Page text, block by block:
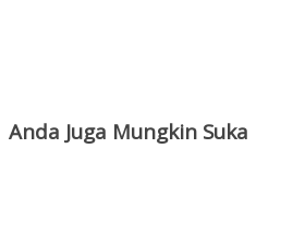
Anda Juga Mungkin Suka